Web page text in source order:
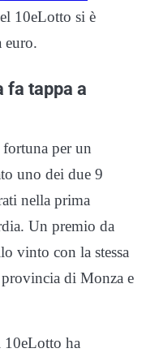
10eLotto si è
euro.
fa tappa a
per un
uno dei due 9
nella prima
Un premio da
vinto con la stessa
di Monza e
ha